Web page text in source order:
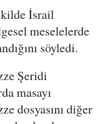
İsrail
meselelerde
söyledi.
Şeridi
masayı
dosyasını diğer